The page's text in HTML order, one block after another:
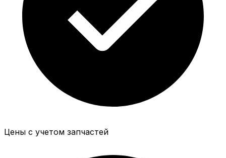
Цены с учетом запчастей